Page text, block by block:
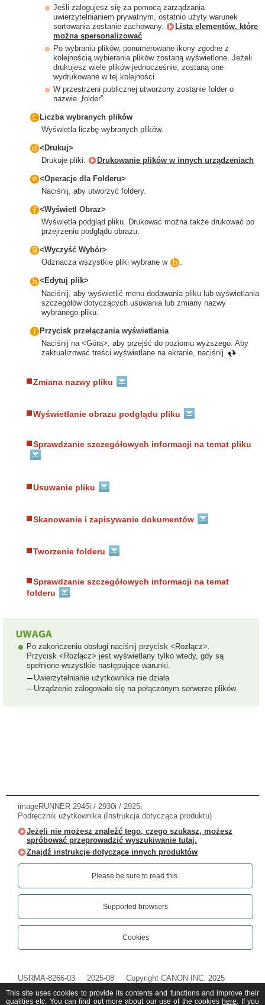
Jeśli zalogujesz się za pomocą zarządzania
uwierzytelnianiem prywatnym, ostatnio użyty warunek
sortowania zostanie zachowany.
Lista elementów, które
można spersonalizować
Po wybraniu plików, ponumerowane ikony zgodne z
kolejnością wybierania plików zostaną wyświetlone. Jeżeli
drukujesz wiele plików jednocześnie, zostaną one
wydrukowane w tej kolejności.
W przestrzeni publicznej utworzony zostanie folder o
nazwie „folder”.
Liczba wybranych plików
Wyświetla liczbę wybranych plików.
<Drukuj>
Drukuje pliki.
Drukowanie plików w innych urządzeniach
<Operacje dla Folderu>
Naciśnij, aby utworzyć foldery.
<Wyświetl Obraz>
Wyświetla podgląd pliku. Drukować można także drukować po
przejrzeniu podglądu obrazu.
<Wyczyść Wybór>
Odznacza wszystkie pliki wybrane w
.
<Edytuj plik>
Naciśnij, aby wyświetlić menu dodawania pliku lub wyświetlania
szczegółów dotyczących usuwania lub zmiany nazwy
wybranego pliku.
Przycisk przełączania wyświetlania
Naciśnij na <Góra>, aby przejść do poziomu wyższego. Aby
zaktualizować treści wyświetlane na ekranie, naciśnij
Zmiana nazwy pliku
Wyświetlanie obrazu podglądu pliku
Sprawdzanie szczegółowych informacji na temat pliku
Usuwanie pliku
Skanowanie i zapisywanie dokumentów
Tworzenie folderu
Sprawdzanie szczegółowych informacji na temat
folderu
Po zakończeniu obsługi naciśnij przycisk <Rozłącz>.
Przycisk <Rozłącz> jest wyświetlany tylko wtedy, gdy są
spełnione wszystkie następujące warunki.
Uwierzytelnianie użytkownika nie działa
Urządzenie zalogowało się na połączonym serwerze plików
imageRUNNER 2945i / 2930i / 2925i
Podręcznik użytkownika (Instrukcja dotycząca produktu)
Jeżeli nie możesz znaleźć tego, czego szukasz, możesz
spróbować przeprowadzić wyszukiwanie tutaj.
Znajdź instrukcje dotyczące innych produktów
Please be sure to read this.‎
Supported browsers
Cookies
USRMA-8266-03 2025-08 Copyright CANON INC. 2025
This site uses cookies to provide its contents and functions and improve their
qualities etc. You can find out more about our use of the cookies here. If you